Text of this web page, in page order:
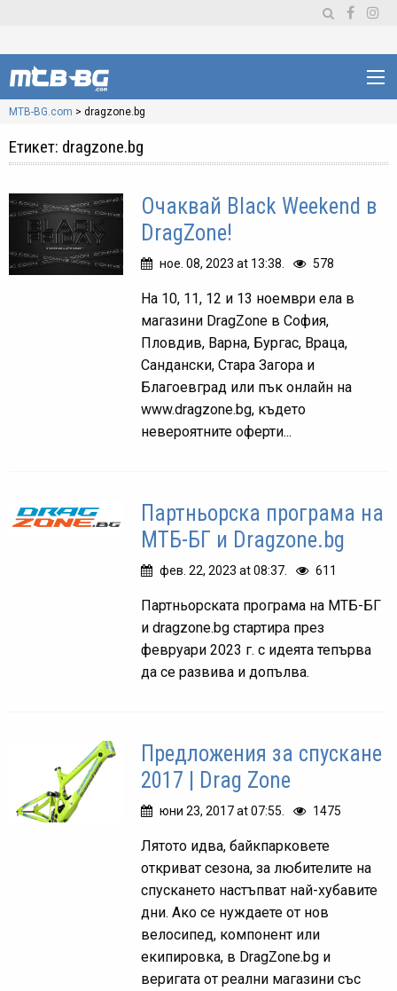
MTB-BG.com > dragzone.bg
Етикет: dragzone.bg
Очаквай Black Weekend в
DragZone!
ное. 08, 2023 at 13:38. 578
На 10, 11, 12 и 13 ноември ела в
магазини DragZone в София,
Пловдив, Варна, Бургас, Враца,
Сандански, Стара Загора и
Благоевград или пък онлайн на
www.dragzone.bg, където
невероятните оферти...
Партньорска програма на
МТБ-БГ и Dragzone.bg
фев. 22, 2023 at 08:37. 611
Партньорската програма на МТБ-БГ
и dragzone.bg стартира през
февруари 2023 г. с идеята тепърва
да се развива и допълва.
Предложения за спускане
2017 | Drag Zone
юни 23, 2017 at 07:55. 1475
Лятото идва, байкпарковете
откриват сезона, за любителите на
спускането настъпват най-хубавите
дни. Ако се нуждаете от нов
велосипед, компонент или
екипировка, в DragZone.bg и
веригата от реални магазини със